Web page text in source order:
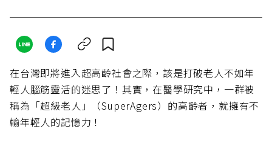
在台灣即將進入超高齡社會之際，該是打破老人不如年
輕人腦筋靈活的迷思了！其實，在醫學研究中，一群被
稱為「超級老人」（SuperAgers）的高齡者，就擁有不
輸年輕人的記憶力！